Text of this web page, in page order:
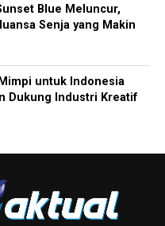
Blue Meluncur,
Senja yang Makin
untuk Indonesia
Dukung Industri Kreatif